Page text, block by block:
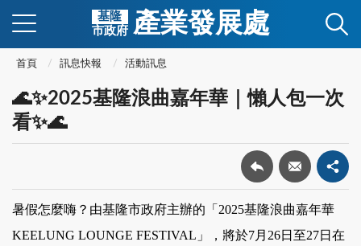
基隆
市政府 產業發展處
首頁 訊息快報 活動訊息
🌊✨2025基隆浪曲嘉年華｜懶人包一次
看✨🌊
暑假怎麼嗨？由基隆市政府主辦的「2025基隆浪曲嘉年華
KEELUNG LOUNGE FESTIVAL」，將於7月26日至27日在